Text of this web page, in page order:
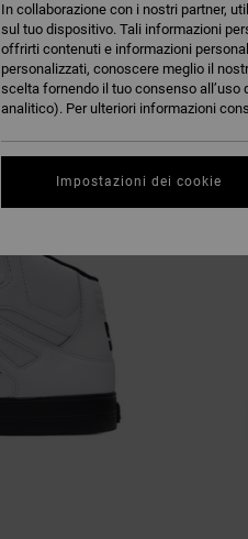
In collaborazione con i nostri partner,
sul tuo dispositivo. Tali informazioni
offrirti contenuti e informazioni
personalizzati, conoscere meglio il
scelta fornendo il tuo consenso
analitico). Per ulteriori informazioni
Impostazioni dei cookie